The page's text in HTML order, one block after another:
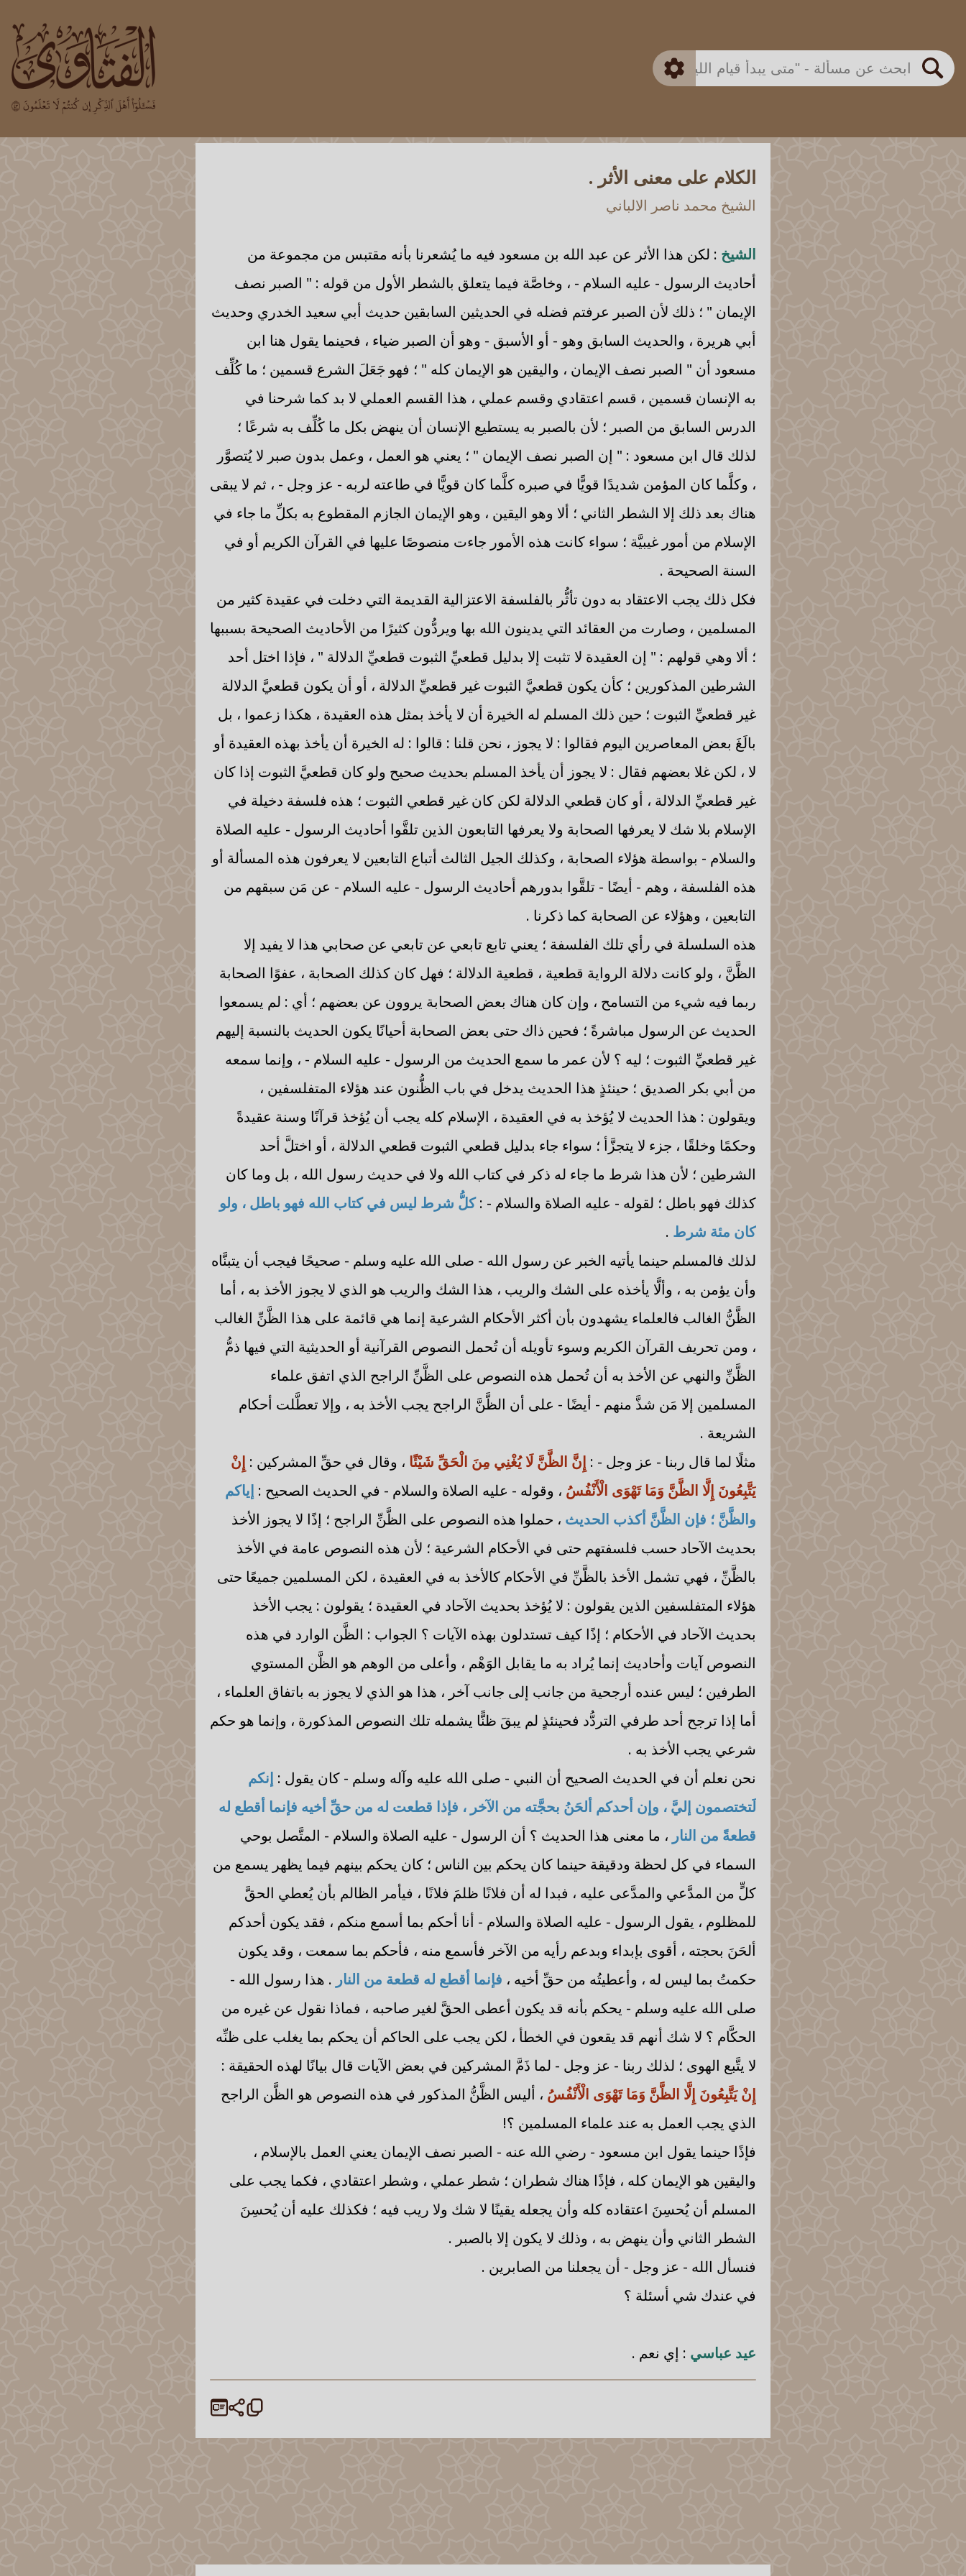
بحث
اللجنة الدائمة
متقدم
الكلام على معنى الأثر .
الشيخ محمد ناصر الالباني
الشيخ : لكن هذا الأثر عن عبد الله بن مسعود فيه ما يُشعرنا بأنه مقتبس من مجموعة من
أحاديث الرسول - عليه السلام - ، وخاصَّة فيما يتعلق بالشطر الأول من قوله : " الصبر نصف
الإيمان " ؛ ذلك لأن الصبر عرفتم فضله في الحديثين السابقين حديث أبي سعيد الخدري وحديث
أبي هريرة ، والحديث السابق وهو - أو الأسبق - وهو أن الصبر ضياء ، فحينما يقول هنا ابن
مسعود أن " الصبر نصف الإيمان ، واليقين هو الإيمان كله " ؛ فهو جَعَلَ الشرع قسمين ؛ ما كُلِّف
به الإنسان قسمين ، قسم اعتقادي وقسم عملي ، هذا القسم العملي لا بد كما شرحنا في
الدرس السابق من الصبر ؛ لأن بالصبر به يستطيع الإنسان أن ينهض بكل ما كُلِّف به شرعًا ؛
لذلك قال ابن مسعود : " إن الصبر نصف الإيمان " ؛ يعني هو العمل ، وعمل بدون صبر لا يُتصوَّر
، وكلَّما كان المؤمن شديدًا قويًّا في صبره كلَّما كان قويًّا في طاعته لربه - عز وجل - ، ثم لا يبقى
هناك بعد ذلك إلا الشطر الثاني ؛ ألا وهو اليقين ، وهو الإيمان الجازم المقطوع به بكلِّ ما جاء في
الإسلام من أمور غيبيَّة ؛ سواء كانت هذه الأمور جاءت منصوصًا عليها في القرآن الكريم أو في
السنة الصحيحة .
فكل ذلك يجب الاعتقاد به دون تأثُّر بالفلسفة الاعتزالية القديمة التي دخلت في عقيدة كثير من
المسلمين ، وصارت من العقائد التي يدينون الله بها ويردُّون كثيرًا من الأحاديث الصحيحة بسببها
؛ ألا وهي قولهم : " إن العقيدة لا تثبت إلا بدليل قطعيِّ الثبوت قطعيِّ الدلالة " ، فإذا اختل أحد
الشرطين المذكورين ؛ كأن يكون قطعيَّ الثبوت غير قطعيِّ الدلالة ، أو أن يكون قطعيَّ الدلالة
غير قطعيِّ الثبوت ؛ حين ذلك المسلم له الخيرة أن لا يأخذ بمثل هذه العقيدة ، هكذا زعموا ، بل
بالَغَ بعض المعاصرين اليوم فقالوا : لا يجوز ، نحن قلنا : قالوا : له الخيرة أن يأخذ بهذه العقيدة أو
لا ، لكن غلا بعضهم فقال : لا يجوز أن يأخذ المسلم بحديث صحيح ولو كان قطعيَّ الثبوت إذا كان
غير قطعيِّ الدلالة ، أو كان قطعي الدلالة لكن كان غير قطعي الثبوت ؛ هذه فلسفة دخيلة في
الإسلام بلا شك لا يعرفها الصحابة ولا يعرفها التابعون الذين تلقَّوا أحاديث الرسول - عليه الصلاة
والسلام - بواسطة هؤلاء الصحابة ، وكذلك الجيل الثالث أتباع التابعين لا يعرفون هذه المسألة أو
هذه الفلسفة ، وهم - أيضًا - تلقَّوا بدورهم أحاديث الرسول - عليه السلام - عن مَن سبقهم من
التابعين ، وهؤلاء عن الصحابة كما ذكرنا .
هذه السلسلة في رأي تلك الفلسفة ؛ يعني تابع تابعي عن تابعي عن صحابي هذا لا يفيد إلا
الظَّنَّ ، ولو كانت دلالة الرواية قطعية ، قطعية الدلالة ؛ فهل كان كذلك الصحابة ، عفوًا الصحابة
ربما فيه شيء من التسامح ، وإن كان هناك بعض الصحابة يروون عن بعضهم ؛ أي : لم يسمعوا
الحديث عن الرسول مباشرةً ؛ فحين ذاك حتى بعض الصحابة أحيانًا يكون الحديث بالنسبة إليهم
غير قطعيِّ الثبوت ؛ ليه ؟ لأن عمر ما سمع الحديث من الرسول - عليه السلام - ، وإنما سمعه
من أبي بكر الصديق ؛ حينئذٍ هذا الحديث يدخل في باب الظُّنون عند هؤلاء المتفلسفين ،
ويقولون : هذا الحديث لا يُؤخذ به في العقيدة ، الإسلام كله يجب أن يُؤخذ قرآنًا وسنة عقيدةً
وحكمًا وخلقًا ، جزء لا يتجزَّأ ؛ سواء جاء بدليل قطعي الثبوت قطعي الدلالة ، أو اختلَّ أحد
الشرطين ؛ لأن هذا شرط ما جاء له ذكر في كتاب الله ولا في حديث رسول الله ، بل وما كان
كذلك فهو باطل ؛ لقوله - عليه الصلاة والسلام - :كلُّ شرط ليس في كتاب الله فهو باطل ، ولو
كان مئة شرط .
لذلك فالمسلم حينما يأتيه الخبر عن رسول الله - صلى الله عليه وسلم - صحيحًا فيجب أن يتبنَّاه
وأن يؤمن به ، وألَّا يأخذه على الشك والريب ، هذا الشك والريب هو الذي لا يجوز الأخذ به ، أما
الظَّنُّ الغالب فالعلماء يشهدون بأن أكثر الأحكام الشرعية إنما هي قائمة على هذا الظَّنِّ الغالب
، ومن تحريف القرآن الكريم وسوء تأويله أن تُحمل النصوص القرآنية أو الحديثية التي فيها ذمُّ
الظَّنِّ والنهي عن الأخذ به أن تُحمل هذه النصوص على الظَّنِّ الراجح الذي اتفق علماء
المسلمين إلا مَن شذَّ منهم - أيضًا - على أن الظَّنَّ الراجح يجب الأخذ به ، وإلا تعطَّلت أحكام
الشريعة .
مثلًا لما قال ربنا - عز وجل - : إِنَّ الظَّنَّ لَا يُغْنِي مِنَ الْحَقِّ شَيْئًا ، وقال في حقِّ المشركين : إِنْ
يَتَّبِعُونَ إِلَّا الظَّنَّ وَمَا تَهْوَى الْأَنْفُسُ ، وقوله - عليه الصلاة والسلام - في الحديث الصحيح : إياكم
والظَّنَّ ؛ فإن الظَّنَّ أكذب الحديث ، حملوا هذه النصوص على الظَّنِّ الراجح ؛ إذًا لا يجوز الأخذ
بحديث الآحاد حسب فلسفتهم حتى في الأحكام الشرعية ؛ لأن هذه النصوص عامة في الأخذ
بالظَّنِّ ، فهي تشمل الأخذ بالظَّنِّ في الأحكام كالأخذ به في العقيدة ، لكن المسلمين جميعًا حتى
هؤلاء المتفلسفين الذين يقولون : لا يُؤخذ بحديث الآحاد في العقيدة ؛ يقولون : يجب الأخذ
بحديث الآحاد في الأحكام ؛ إذًا كيف تستدلون بهذه الآيات ؟ الجواب : الظَّن الوارد في هذه
النصوص آيات وأحاديث إنما يُراد به ما يقابل الوَهْم ، وأعلى من الوهم هو الظَّن المستوي
الطرفين ؛ ليس عنده أرجحية من جانب إلى جانب آخر ، هذا هو الذي لا يجوز به باتفاق العلماء ،
أما إذا ترجح أحد طرفي التردُّد فحينئذٍ لم يبقَ ظنًّا يشمله تلك النصوص المذكورة ، وإنما هو حكم
شرعي يجب الأخذ به .
نحن نعلم أن في الحديث الصحيح أن النبي - صلى الله عليه وآله وسلم - كان يقول : إنكم
لَتختصمون إليَّ ، وإن أحدكم ألحَنُ بحجَّته من الآخر ، فإذا قطعت له من حقِّ أخيه فإنما أقطع له
قطعةً من النار ، ما معنى هذا الحديث ؟ أن الرسول - عليه الصلاة والسلام - المتَّصل بوحي
السماء في كل لحظة ودقيقة حينما كان يحكم بين الناس ؛ كان يحكم بينهم فيما يظهر يسمع من
كلٍّ من المدَّعي والمدَّعى عليه ، فبدا له أن فلانًا ظلمَ فلانًا ، فيأمر الظالم بأن يُعطي الحقَّ
للمظلوم ، يقول الرسول - عليه الصلاة والسلام - أنا أحكم بما أسمع منكم ، فقد يكون أحدكم
ألحَنَ بحجته ، أقوى بإبداء وبدعم رأيه من الآخر فأسمع منه ، فأحكم بما سمعت ، وقد يكون
حكمتُ بما ليس له ، وأعطيتُه من حقِّ أخيه ، فإنما أقطع له قطعة من النار . هذا رسول الله -
صلى الله عليه وسلم - يحكم بأنه قد يكون أعطى الحقَّ لغير صاحبه ، فماذا نقول عن غيره من
الحكَّام ؟ لا شك أنهم قد يقعون في الخطأ ، لكن يجب على الحاكم أن يحكم بما يغلب على ظنِّه
لا يتَّبع الهوى ؛ لذلك ربنا - عز وجل - لما ذَمَّ المشركين في بعض الآيات قال بيانًا لهذه الحقيقة :
إِنْ يَتَّبِعُونَ إِلَّا الظَّنَّ وَمَا تَهْوَى الْأَنْفُسُ ، أليس الظَّنُّ المذكور في هذه النصوص هو الظَّن الراجح
الذي يجب العمل به عند علماء المسلمين ؟!
فإذًا حينما يقول ابن مسعود - رضي الله عنه - الصبر نصف الإيمان يعني العمل بالإسلام ،
واليقين هو الإيمان كله ، فإذًا هناك شطران ؛ شطر عملي ، وشطر اعتقادي ، فكما يجب على
المسلم أن يُحسِنَ اعتقاده كله وأن يجعله يقينًا لا شك ولا ريب فيه ؛ فكذلك عليه أن يُحسِنَ
الشطر الثاني وأن ينهض به ، وذلك لا يكون إلا بالصبر .
فنسأل الله - عز وجل - أن يجعلنا من الصابرين .
في عندك شي أسئلة ؟
عيد عباسي : إي نعم .